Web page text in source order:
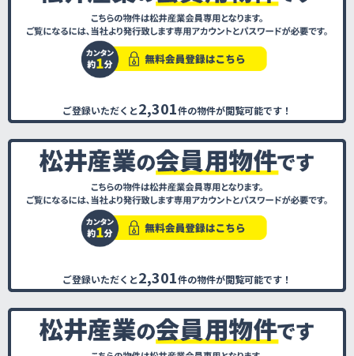
ご登録いただくと2,301件の物件が閲覧可能です！
ご登録いただくと2,301件の物件が閲覧可能です！